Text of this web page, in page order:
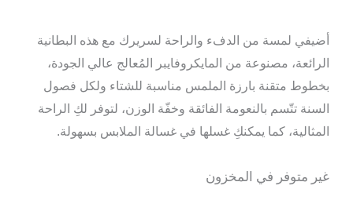
أضيفي لمسة من الدفء والراحة لسريرك مع هذه البطانية
الرائعة، مصنوعة من المايكروفايبر المُعالج عالي الجودة،
بخطوط متقنة بارزة الملمس مناسبة للشتاء ولكل فصول
السنة تتّسم بالنعومة الفائقة وخفّة الوزن، لتوفر لكِ الراحة
المثالية، كما يمكنكِ غسلها في غسالة الملابس بسهولة.
غير متوفر في المخزون